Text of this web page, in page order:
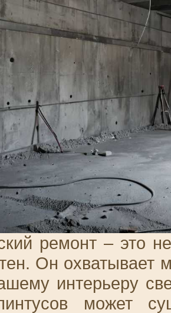
ремонт – это
Он охватывает
интерьеру
может